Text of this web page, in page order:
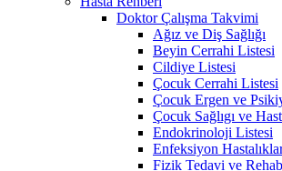
Doktor Çalışma Takvimi
Ağız ve Diş Sağlığı
Beyin Cerrahi Listesi
Cildiye Listesi
Çocuk Cerrahi Listesi
Çocuk Ergen ve
Çocuk Sağlıgı ve
Endokrinoloji Listesi
Enfeksiyon
Fizik Tedavi ve